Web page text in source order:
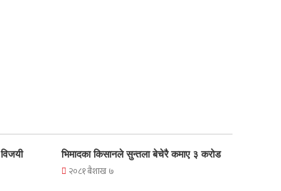
भिमादका किसानले सुन्तला बेचेरै कमाए ३ करोड
२०८१ बैशाख ७